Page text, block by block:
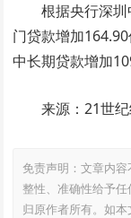
根据央行深
门贷款增加
中长期贷款增加
来源：21世
免责声明：文章内
整性、准确性给予
归原作者所有。如